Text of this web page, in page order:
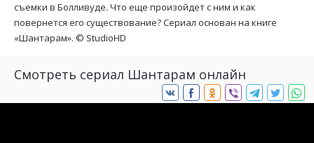
съемки в Болливуде. Что еще произойдет с ним и как
повернется его существование? Сериал основан на книге
«Шантарам». © StudioHD
Смотреть сериал Шантарам онлайн